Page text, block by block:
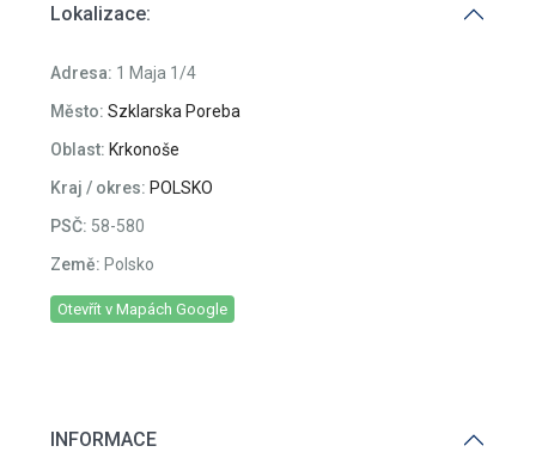
Lokalizace:
Adresa: 1 Maja 1/4
Město: Szklarska Poreba
Oblast: Krkonoše
Kraj / okres: POLSKO
PSČ: 58-580
Země: Polsko
Otevřít v Mapách Google
INFORMACE